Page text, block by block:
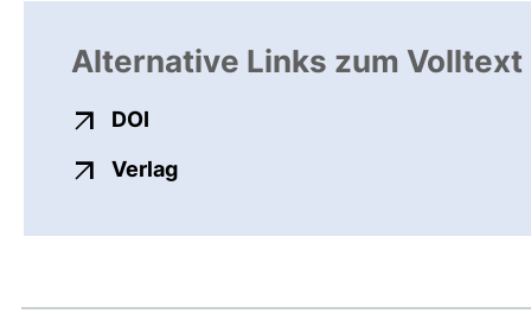
Alternative Links zum Volltext
DOI
Verlagexterner Link, öffnet neues